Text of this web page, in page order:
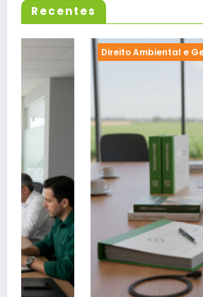
Recentes
Direito Ambiental e Gestão de Riscos